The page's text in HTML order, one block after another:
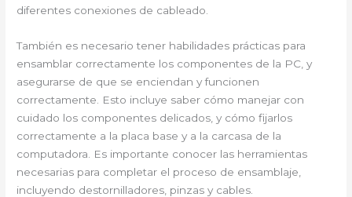
diferentes conexiones de cableado.
También es necesario tener habilidades prácticas para
ensamblar correctamente los componentes de la PC, y
asegurarse de que se enciendan y funcionen
correctamente. Esto incluye saber cómo manejar con
cuidado los componentes delicados, y cómo fijarlos
correctamente a la placa base y a la carcasa de la
computadora. Es importante conocer las herramientas
necesarias para completar el proceso de ensamblaje,
incluyendo destornilladores, pinzas y cables.